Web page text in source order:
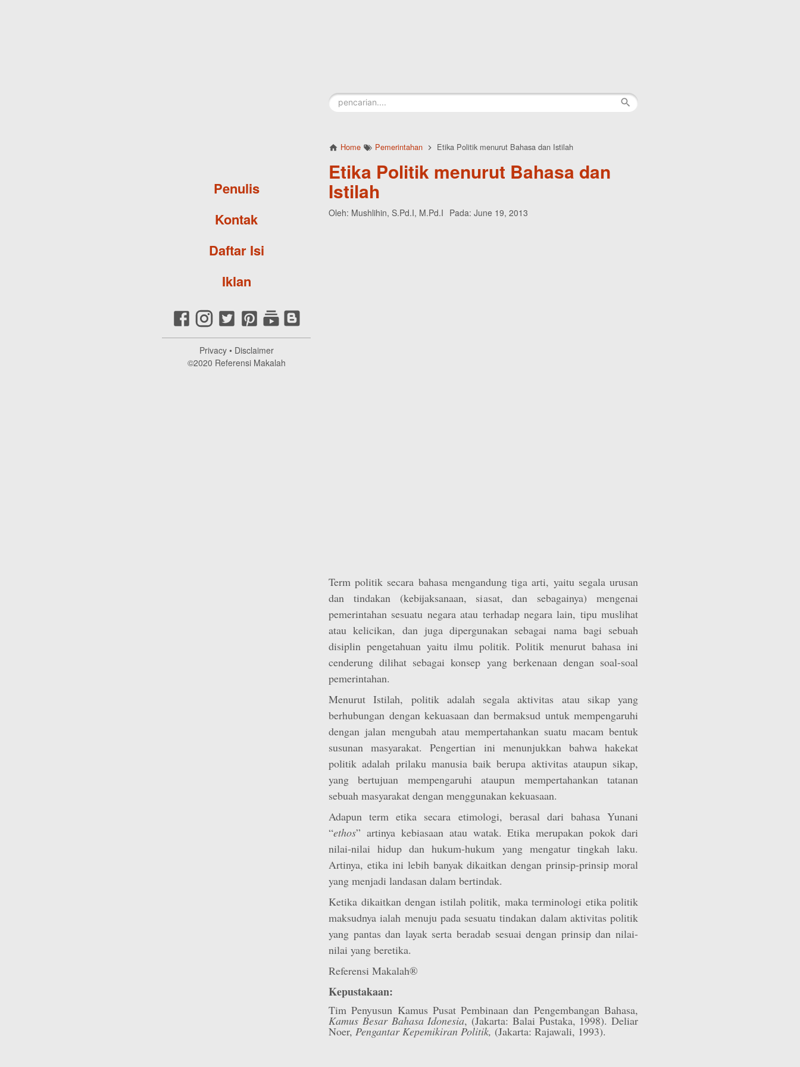
Penulis
Kontak
Daftar Isi
Iklan
Privacy• Disclaimer
©2020 Referensi Makalah
Home Pemerintahan Etika Politik menurut Bahasa dan Istilah
Etika Politik menurut Bahasa dan
Istilah
Oleh: Mushlihin, S.Pd.I, M.Pd.I Pada: June 19, 2013
Term politik secara bahasa mengandung tiga arti, yaitu segala urusan
dan tindakan (kebijaksanaan, siasat, dan sebagainya) mengenai
pemerintahan sesuatu negara atau terhadap negara lain, tipu muslihat
atau kelicikan, dan juga dipergunakan sebagai nama bagi sebuah
disiplin pengetahuan yaitu ilmu politik. Politik menurut bahasa ini
cenderung dilihat sebagai konsep yang berkenaan dengan soal-soal
pemerintahan.
Menurut Istilah, politik adalah segala aktivitas atau sikap yang
berhubungan dengan kekuasaan dan bermaksud untuk mempengaruhi
dengan jalan mengubah atau mempertahankan suatu macam bentuk
susunan masyarakat. Pengertian ini menunjukkan bahwa hakekat
politik adalah prilaku manusia baik berupa aktivitas ataupun sikap,
yang bertujuan mempengaruhi ataupun mempertahankan tatanan
sebuah masyarakat dengan menggunakan kekuasaan.
Adapun term etika secara etimologi, berasal dari bahasa Yunani
“ethos” artinya kebiasaan atau watak. Etika merupakan pokok dari
nilai-nilai hidup dan hukum-hukum yang mengatur tingkah laku.
Artinya, etika ini lebih banyak dikaitkan dengan prinsip-prinsip moral
yang menjadi landasan dalam bertindak.
Ketika dikaitkan dengan istilah politik, maka terminologi etika politik
maksudnya ialah menuju pada sesuatu tindakan dalam aktivitas politik
yang pantas dan layak serta beradab sesuai dengan prinsip dan nilai-
nilai yang beretika.
Referensi Makalah®
Kepustakaan:
Tim Penyusun Kamus Pusat Pembinaan dan Pengembangan Bahasa,
Kamus Besar Bahasa Idonesia, (Jakarta: Balai Pustaka, 1998). Deliar
Noer, Pengantar Kepemikiran Politik, (Jakarta: Rajawali, 1993).